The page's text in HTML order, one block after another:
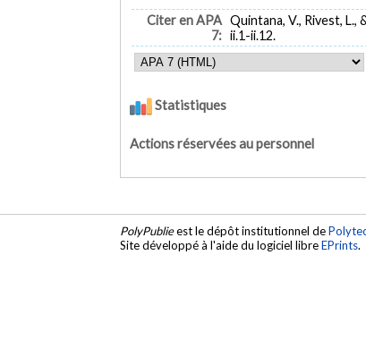
Citer en APA
7:
Quintana, V., Rivest,
ii.1-ii.12.
Statistiques
Actions réservées au personnel
PolyPublieest le dépôt institutionnel de
Site développé à l'aide du logiciel libreEPrints.